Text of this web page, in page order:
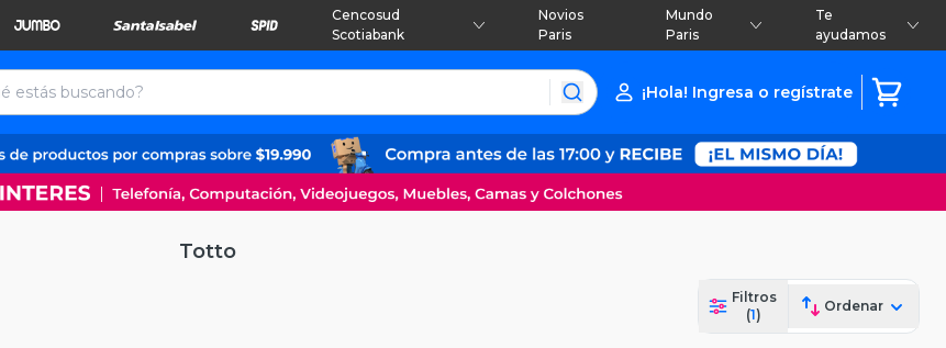
Cencosud
Scotiabank
Novios
Paris
Mundo
Paris
Te
ayudamos
¡Hola! Ingresa o regístrate
Totto
Filtros
(1)
Ordenar